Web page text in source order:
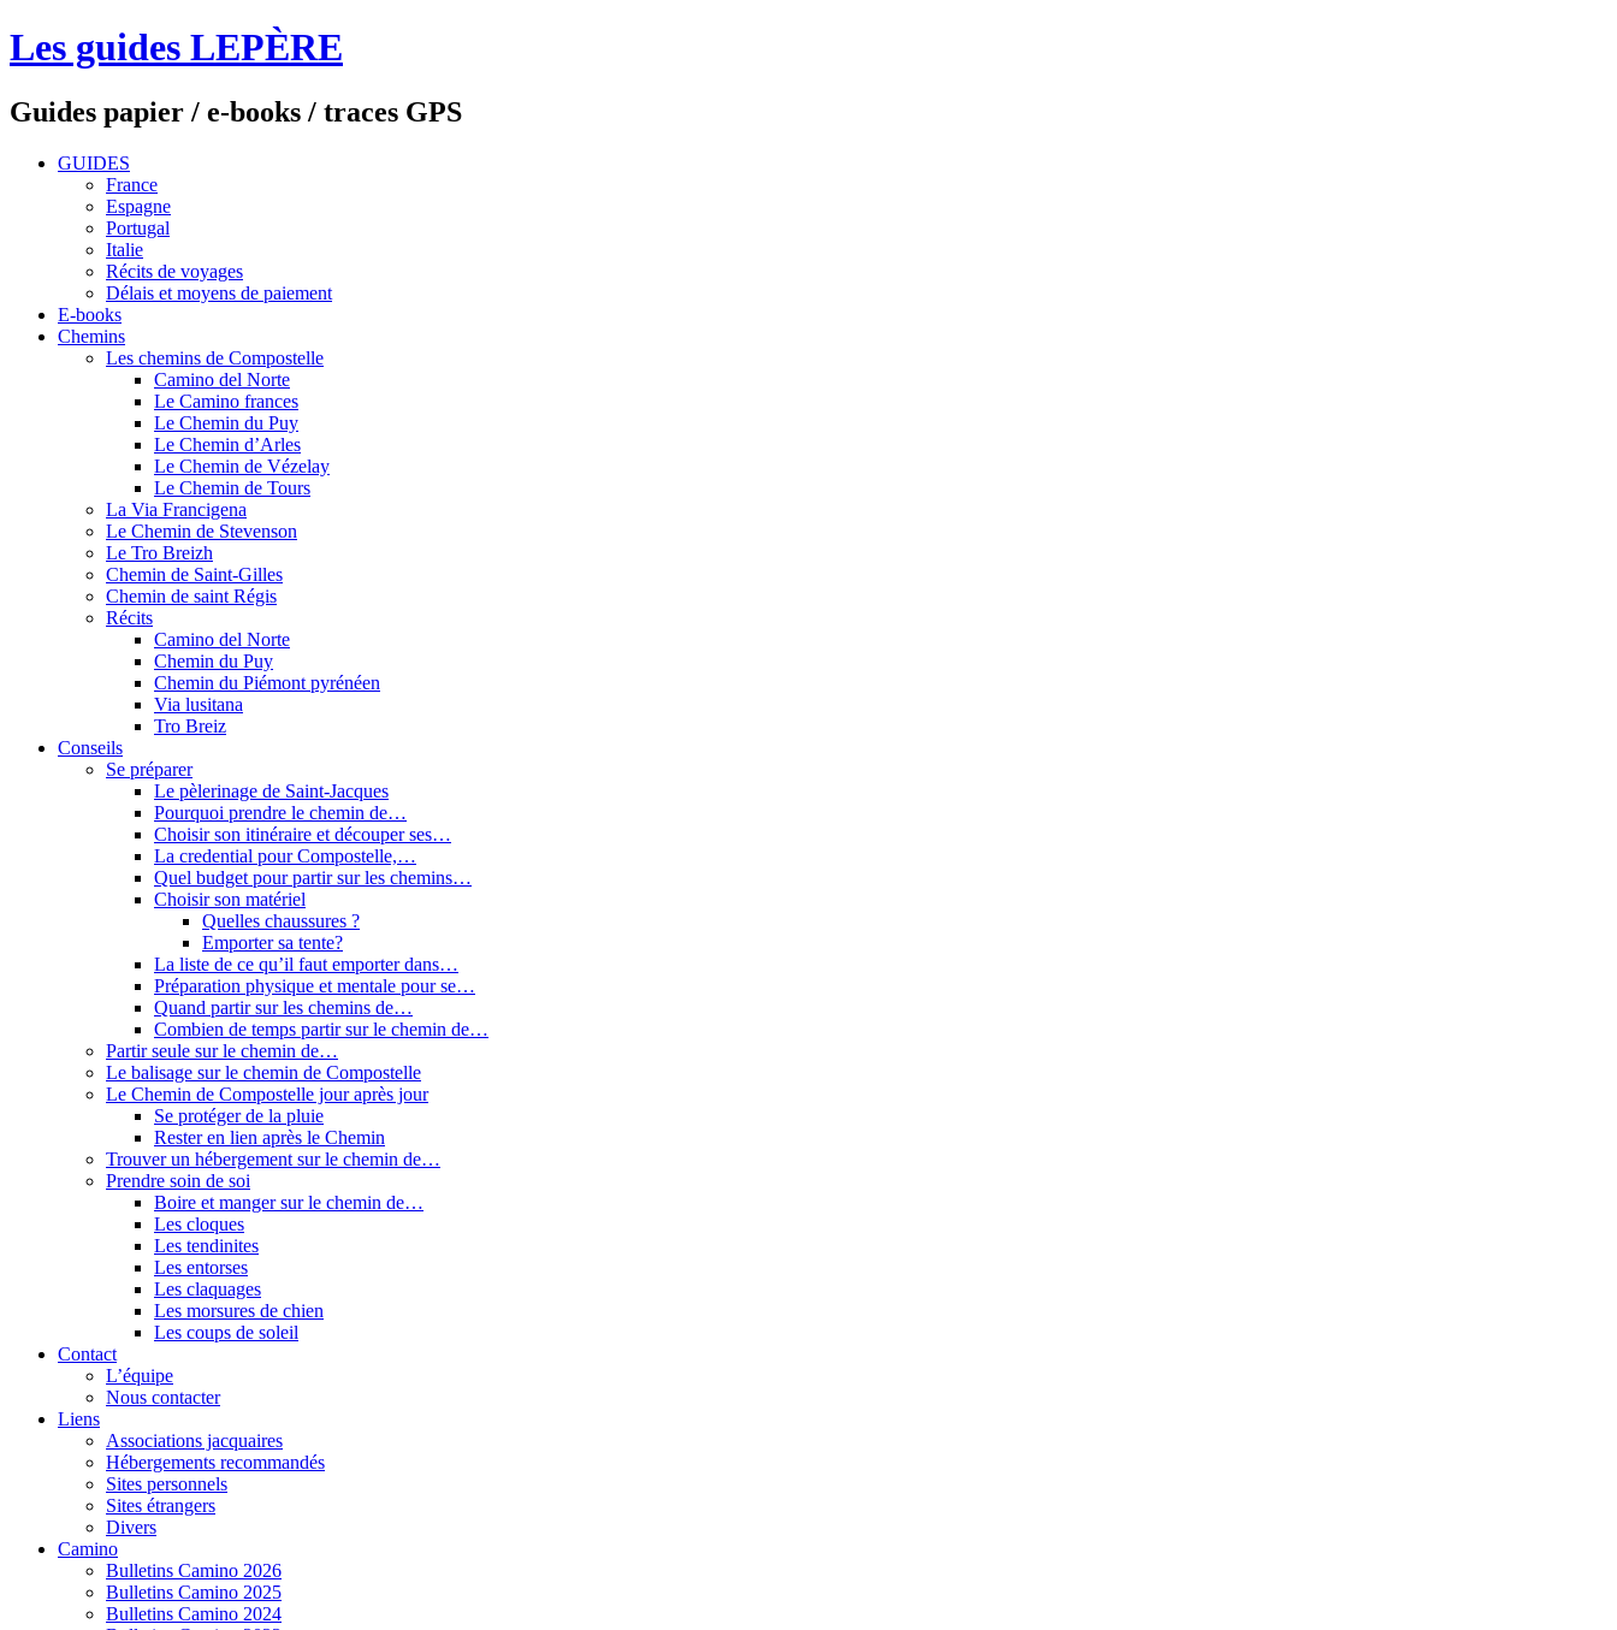
Les guides LEPÈRE
Guides papier / e-books / traces GPS
GUIDES
France
Espagne
Portugal
Italie
Récits de voyages
Délais et moyens de paiement
E-books
Chemins
Les chemins de Compostelle
Camino del Norte
Le Camino frances
Le Chemin du Puy
Le Chemin d’Arles
Le Chemin de Vézelay
Le Chemin de Tours
La Via Francigena
Le Chemin de Stevenson
Le Tro Breizh
Chemin de Saint-Gilles
Chemin de saint Régis
Récits
Camino del Norte
Chemin du Puy
Chemin du Piémont pyrénéen
Via lusitana
Tro Breiz
Conseils
Se préparer
Le pèlerinage de Saint-Jacques
Pourquoi prendre le chemin de…
Choisir son itinéraire et découper ses…
La credential pour Compostelle,…
Quel budget pour partir sur les chemins…
Choisir son matériel
Quelles chaussures ?
Emporter sa tente?
La liste de ce qu’il faut emporter dans…
Préparation physique et mentale pour se…
Quand partir sur les chemins de…
Combien de temps partir sur le chemin de…
Partir seule sur le chemin de…
Le balisage sur le chemin de Compostelle
Le Chemin de Compostelle jour après jour
Se protéger de la pluie
Rester en lien après le Chemin
Trouver un hébergement sur le chemin de…
Prendre soin de soi
Boire et manger sur le chemin de…
Les cloques
Les tendinites
Les entorses
Les claquages
Les morsures de chien
Les coups de soleil
Contact
L’équipe
Nous contacter
Liens
Associations jacquaires
Hébergements recommandés
Sites personnels
Sites étrangers
Divers
Camino
Bulletins Camino 2026
Bulletins Camino 2025
Bulletins Camino 2024